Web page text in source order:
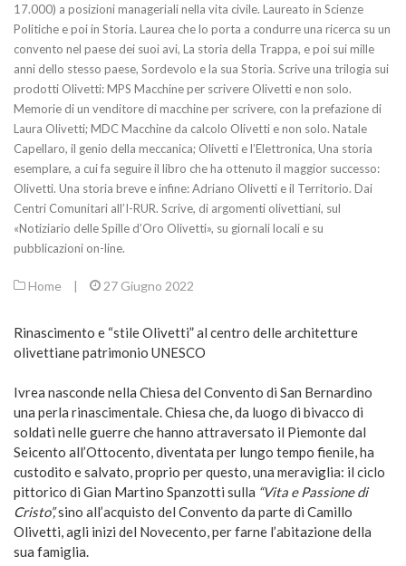
17.000) a posizioni manageriali nella vita civile. Laureato in Scienze
Politiche e poi in Storia. Laurea che lo porta a condurre una ricerca su un
convento nel paese dei suoi avi, La storia della Trappa, e poi sui mille
anni dello stesso paese, Sordevolo e la sua Storia. Scrive una trilogia sui
prodotti Olivetti: MPS Macchine per scrivere Olivetti e non solo.
Memorie di un venditore di macchine per scrivere, con la prefazione di
Laura Olivetti; MDC Macchine da calcolo Olivetti e non solo. Natale
Capellaro, il genio della meccanica; Olivetti e l’Elettronica, Una storia
esemplare, a cui fa seguire il libro che ha ottenuto il maggior successo:
Olivetti. Una storia breve e infine: Adriano Olivetti e il Territorio. Dai
Centri Comunitari all’I-RUR. Scrive, di argomenti olivettiani, sul
«Notiziario delle Spille d’Oro Olivetti», su giornali locali e su
pubblicazioni on-line.
Home | 27 Giugno 2022
Rinascimento e “stile Olivetti” al centro delle architetture
olivettiane patrimonio UNESCO
Ivrea nasconde nella Chiesa del Convento di San Bernardino
una perla rinascimentale. Chiesa che, da luogo di bivacco di
soldati nelle guerre che hanno attraversato il Piemonte dal
Seicento all’Ottocento, diventata per lungo tempo fienile, ha
custodito e salvato, proprio per questo, una meraviglia: il ciclo
pittorico di Gian Martino Spanzotti sulla “Vita e Passione di
Cristo”,sino all’acquisto del Convento da parte di Camillo
Olivetti, agli inizi del Novecento, per farne l’abitazione della
sua famiglia.